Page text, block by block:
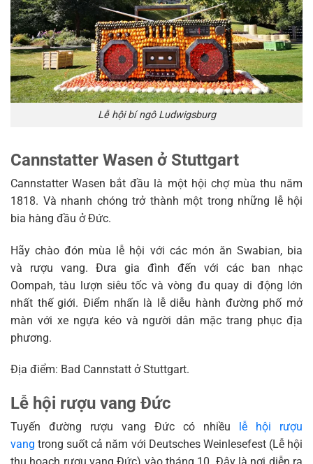
Lễ hội bí ngô Ludwigsburg
Cannstatter Wasen ở Stuttgart
Cannstatter Wasen bắt đầu là một hội chợ mùa thu năm
1818. Và nhanh chóng trở thành một trong những lễ hội
bia hàng đầu ở Đức.
Hãy chào đón mùa lễ hội với các món ăn Swabian, bia
và rượu vang. Đưa gia đình đến với các ban nhạc
Oompah, tàu lượn siêu tốc và vòng đu quay di động lớn
nhất thế giới. Điểm nhấn là lễ diễu hành đường phố mở
màn với xe ngựa kéo và người dân mặc trang phục địa
phương.
Địa điểm: Bad Cannstatt ở Stuttgart.
Lễ hội rượu vang Đức
Tuyến đường rượu vang Đức có nhiều
lễ hội rượu
vang trong suốt cả năm với Deutsches Weinlesefest (Lễ hội